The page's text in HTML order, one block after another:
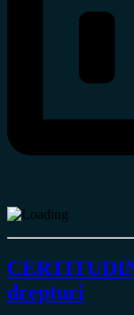
drepturi